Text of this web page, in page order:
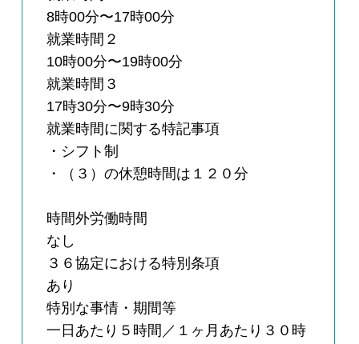
8時00分〜17時00分
就業時間２
10時00分〜19時00分
就業時間３
17時30分〜9時30分
就業時間に関する特記事項
・シフト制
・（３）の休憩時間は１２０分
時間外労働時間
なし
３６協定における特別条項
あり
特別な事情・期間等
一日あたり５時間／１ヶ月あたり３０時